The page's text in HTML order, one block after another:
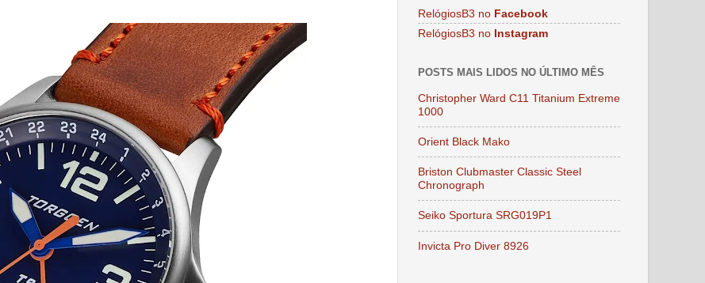
RelógiosB3 no Facebook
RelógiosB3 no Instagram
POSTS MAIS LIDOS NO ÚLTIMO MÊS
Christopher Ward C11 Titanium Extreme
1000
Orient Black Mako
Briston Clubmaster Classic Steel
Chronograph
Seiko Sportura SRG019P1
Invicta Pro Diver 8926